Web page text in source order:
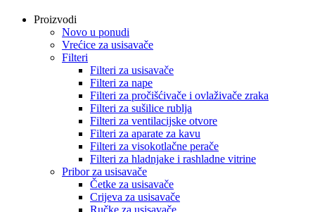
Proizvodi
Novo u ponudi
Vrećice za usisavače
Filteri
Filteri za usisavače
Filteri za nape
Filteri za pročišćivače i ovlaživače zraka
Filteri za sušilice rublja
Filteri za ventilacijske otvore
Filteri za aparate za kavu
Filteri za visokotlačne perače
Filteri za hladnjake i rashladne vitrine
Pribor za usisavače
Četke za usisavače
Crijeva za usisavače
Ručke za usisavače